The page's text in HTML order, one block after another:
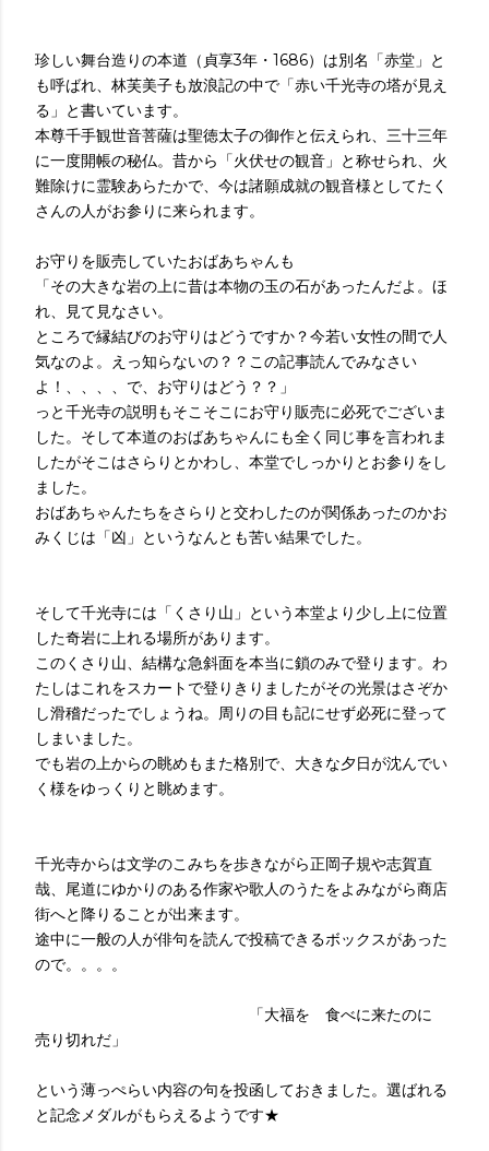
珍しい舞台造りの本道 （貞享3年・1686）は別名「赤堂」と
も呼ばれ、林芙美子も放浪記の中で「赤い千光寺の塔が見え
る」と書いています。
本尊千手観世音菩薩は聖徳太子の御作と伝えられ、三十三年
に一度開帳の秘仏。昔から「火伏せの観音」と称せられ、火
難除けに霊験あらたかで、今は諸願成就の観音様としてたく
さんの人がお参りに来られます。
お守りを販売していたおばあちゃんも
「その大きな岩の上に昔は本物の玉の石があったんだよ。ほ
れ、見て見なさい。
ところで縁結びのお守りはどうですか？今若い女性の間で人
気なのよ。えっ知らないの？？この記事読んでみなさい
よ！、、、、で、お守りはどう？？」
っと千光寺の説明もそこそこにお守り販売に必死でございま
した。そして本道のおばあちゃんにも全く同じ事を言われま
したがそこはさらりとかわし、本堂でしっかりとお参りをし
ました。
おばあちゃんたちをさらりと交わしたのが関係あったのかお
みくじは「凶」というなんとも苦い結果でした。
そして千光寺には「くさり山」という本堂より少し上に位置
した奇岩に上れる場所があります。
このくさり山、結構な急斜面を本当に鎖のみで登ります。わ
たしはこれをスカートで登りきりましたがその光景はさぞか
し滑稽だったでしょうね。周りの目も記にせず必死に登って
しまいました。
でも岩の上からの眺めもまた格別で、大きな夕日が沈んでい
く様をゆっくりと眺めます。
千光寺からは文学のこみちを歩きながら正岡子規や志賀直
哉、尾道にゆかりのある作家や歌人のうたをよみながら商店
街へと降りることが出来ます。
途中に一般の人が俳句を読んで投稿できるボックスがあった
ので。。。。
「大福を 食べに来たのに
売り切れだ」
という薄っぺらい内容の句を投函しておきました。選ばれる
と記念メダルがもらえるようです★